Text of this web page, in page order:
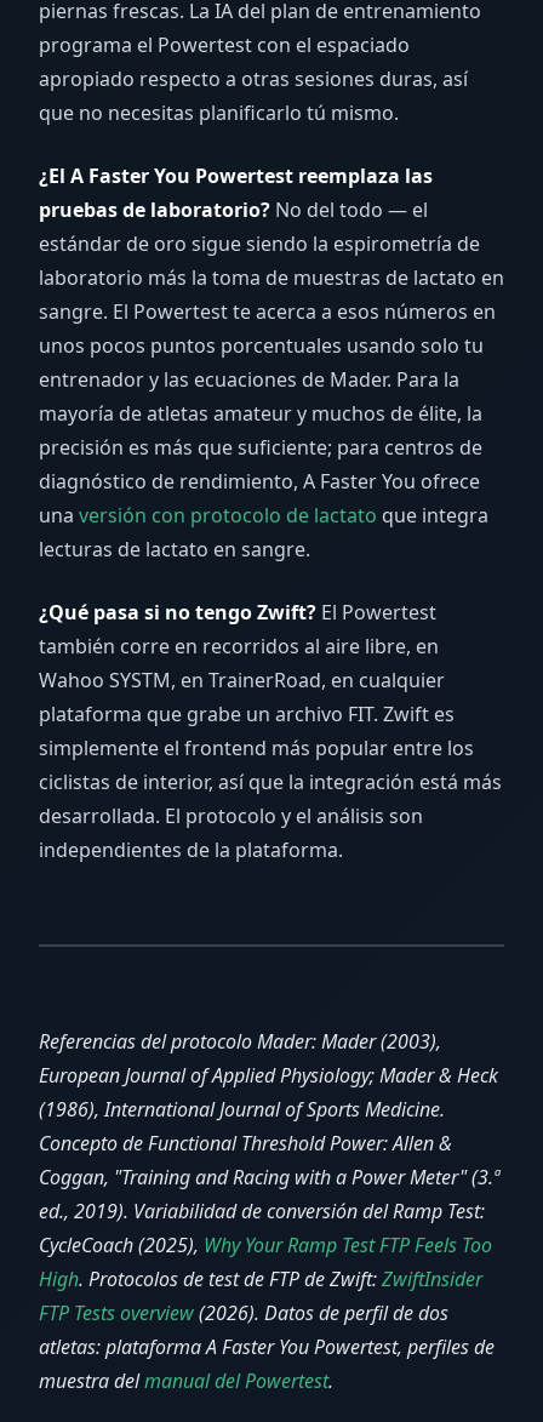
piernas frescas. La IA del plan de entrenamiento
programa el Powertest con el espaciado
apropiado respecto a otras sesiones duras, así
que no necesitas planificarlo tú mismo.
¿El A Faster You Powertest reemplaza las
pruebas de laboratorio? No del todo — el
estándar de oro sigue siendo la espirometría de
laboratorio más la toma de muestras de lactato en
sangre. El Powertest te acerca a esos números en
unos pocos puntos porcentuales usando solo tu
entrenador y las ecuaciones de Mader. Para la
mayoría de atletas amateur y muchos de élite, la
precisión es más que suficiente; para centros de
diagnóstico de rendimiento, A Faster You ofrece
una versión con protocolo de lactato que integra
lecturas de lactato en sangre.
¿Qué pasa si no tengo Zwift? El Powertest
también corre en recorridos al aire libre, en
Wahoo SYSTM, en TrainerRoad, en cualquier
plataforma que grabe un archivo FIT. Zwift es
simplemente el frontend más popular entre los
ciclistas de interior, así que la integración está más
desarrollada. El protocolo y el análisis son
independientes de la plataforma.
Referencias del protocolo Mader: Mader (2003),
European Journal of Applied Physiology; Mader & Heck
(1986), International Journal of Sports Medicine.
Concepto de Functional Threshold Power: Allen &
Coggan, "Training and Racing with a Power Meter" (3.ª
ed., 2019). Variabilidad de conversión del Ramp Test:
CycleCoach (2025), Why Your Ramp Test FTP Feels Too
High. Protocolos de test de FTP de Zwift:ZwiftInsider
FTP Tests overview(2026). Datos de perfil de dos
atletas: plataforma A Faster You Powertest, perfiles de
muestra delmanual del Powertest.